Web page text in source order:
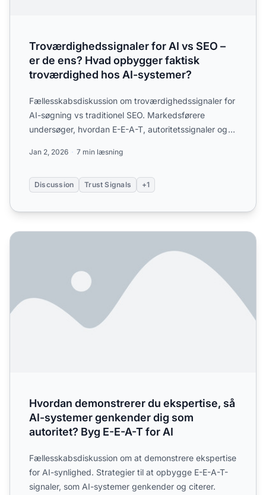
Troværdighedssignaler for AI vs SEO –
er de ens? Hvad opbygger faktisk
troværdighed hos AI-systemer?
Fællesskabsdiskussion om troværdighedssignaler for
AI-søgning vs traditionel SEO. Markedsførere
undersøger, hvordan E-E-A-T, autoritetssignaler og
Jan 2, 2026 7 min læsning
Discussion Trust Signals +1
Hvordan demonstrerer du ekspertise, så AI-systemer
Hvordan demonstrerer du ekspertise, så
AI-systemer genkender dig som
autoritet? Byg E-E-A-T for AI
Fællesskabsdiskussion om at demonstrere ekspertise
for AI-synlighed. Strategier til at opbygge E-E-A-T-
signaler, som AI-systemer genkender og citerer.